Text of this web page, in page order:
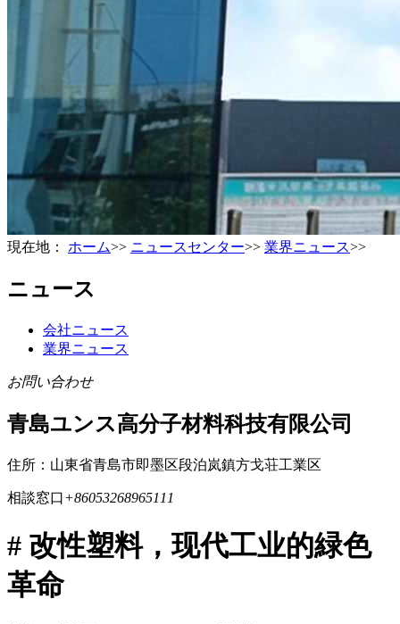
現在地： ホーム>> ニュースセンター>> 業界ニュース>>
ニュース
会社ニュース
業界ニュース
お問い合わせ
青島ユンス高分子材料科技有限公司
住所：山東省青島市即墨区段泊岚鎮方戈荘工業区
相談窓口+86053268965111
# 改性塑料，现代工业的緑色
革命